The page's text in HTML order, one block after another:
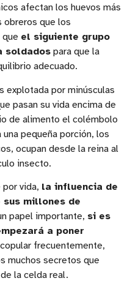
afectan los huevos más
obreros que los
el siguiente grupo
soldados para que la
adecuado.
explotada por minúsculas
pasan su vida encima de
de alimento el colémbolo
pequeña porción, los
ocupan desde la reina al
insecto.
vida, la influencia de
millones de
papel importante, si es
a poner
frecuentemente,
muchos secretos que
la celda real.